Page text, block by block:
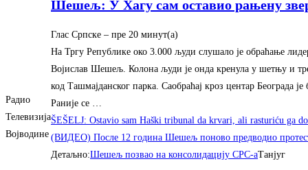
Радио
Телевизија
Војводине
Шешељ: У Хагу сам оставио рањену
Глас Српске – ‎пре 20 минут(а)‎
На Тргу Републике око 3.000 људи слушало је обраћање
Војислав Шешељ. Колона људи је онда кренула у шетњу и
код Ташмајданског парка. Саобраћај кроз центар Београда
Раније се …
ŠEŠELJ: Ostavio sam Haški tribunal da krvari, ali rasturiću ga
(ВИДЕО) После 12 година Шешељ поново предводио
Детаљно:Шешељ позвао на консолидациjу СРС-аТанјуг